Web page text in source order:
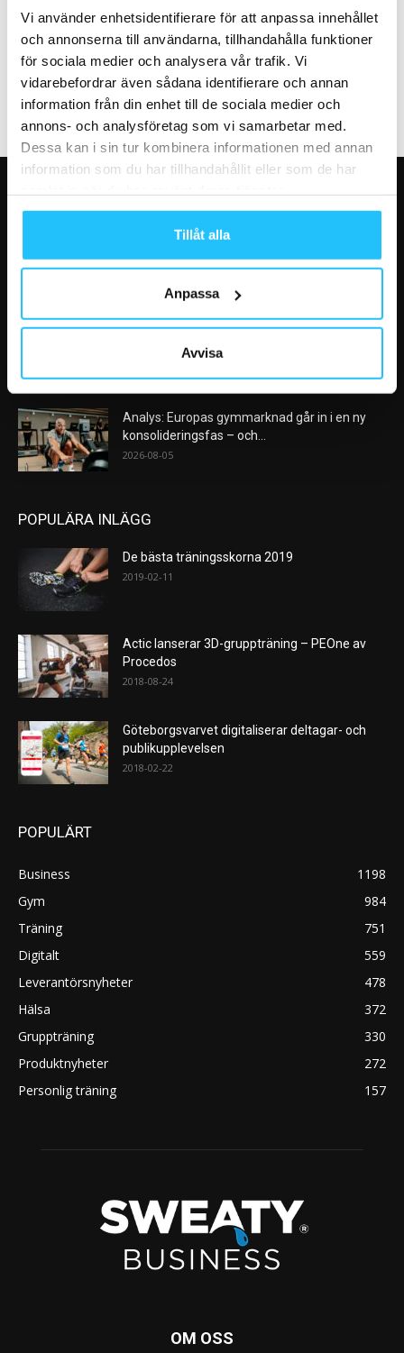
Vi använder enhetsidentifierare för att anpassa innehållet
och annonserna till användarna, tillhandahålla funktioner
för sociala medier och analysera vår trafik. Vi
vidarebefordrar även sådana identifierare och annan
information från din enhet till de sociala medier och
annons- och analysföretag som vi samarbetar med.
Dessa kan i sin tur kombinera informationen med annan
information som du har tillhandahållit eller som de har
Tillåt alla
Anpassa
Avvisa
Toughest Training – nytt
träningskoncept på Nordic
Wellness
Stark tillväxt för Europas
träningsmarknad under 2025
VÅRA FAVORITER
Nike satsar på hybridträning när Hyrox formar
nästa stora kategori
AI kommer aldrig kunna ersätta en frukost
efter träningspasset
Analys: Europas gymmarknad går in i en ny
konsolideringsfas – och...
2026-08-05
POPULÄRA INLÄGG
De bästa träningsskorna 2019
2019-02-11
Actic lanserar 3D-gruppträning – PEOne av
Procedos
2018-08-24
Göteborgsvarvet digitaliserar deltagar- och
publikupplevelsen
2018-02-22
POPULÄRT
Business
1198
Gym
984
Träning
751
Digitalt
559
Leverantörsnyheter
478
Hälsa
372
Gruppträning
330
Produktnyheter
272
Personlig träning
157
OM OSS